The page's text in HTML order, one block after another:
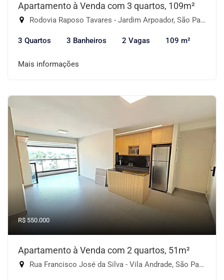
Apartamento à Venda com 3 quartos, 109m²
Rodovia Raposo Tavares - Jardim Arpoador, São Paulo-SP
3 Quartos 3 Banheiros 2 Vagas 109 m²
Mais informações
R$ 550.000
Apartamento à Venda com 2 quartos, 51m²
Rua Francisco José da Silva - Vila Andrade, São Paulo-SP